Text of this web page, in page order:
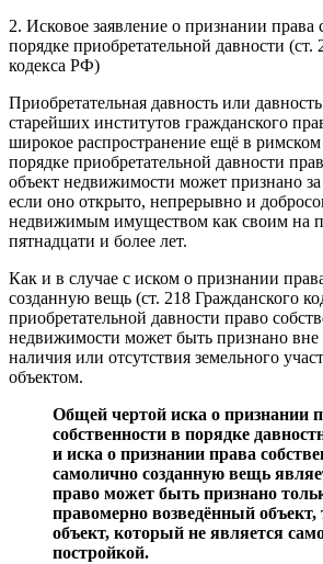
2. Исковое заявление о признании права
порядке приобретательной давности (ст.
кодекса РФ)
Приобретательная давность или
старейших институтов гражданского
широкое распространение ещё в
порядке приобретательной давности
объект недвижимости может признано
если оно открыто, непрерывно и
недвижимым имуществом как своим на
пятнадцати и более лет.
Как и в случае с иском о признании
созданную вещь (ст. 218 Гражданского
приобретательной давности право
недвижимости может быть признано вне
наличия или отсутствия земельного
объектом.
Общей чертой иска о признании
собственности в порядке
и иска о признании права
самолично созданную вещь
право может быть признано
правомерно возведённый объект,
объект, который не является
постройкой.